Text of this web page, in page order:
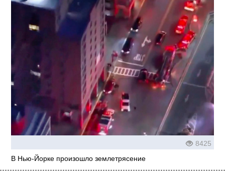
8425
В Нью-Йорке произошло землетрясение